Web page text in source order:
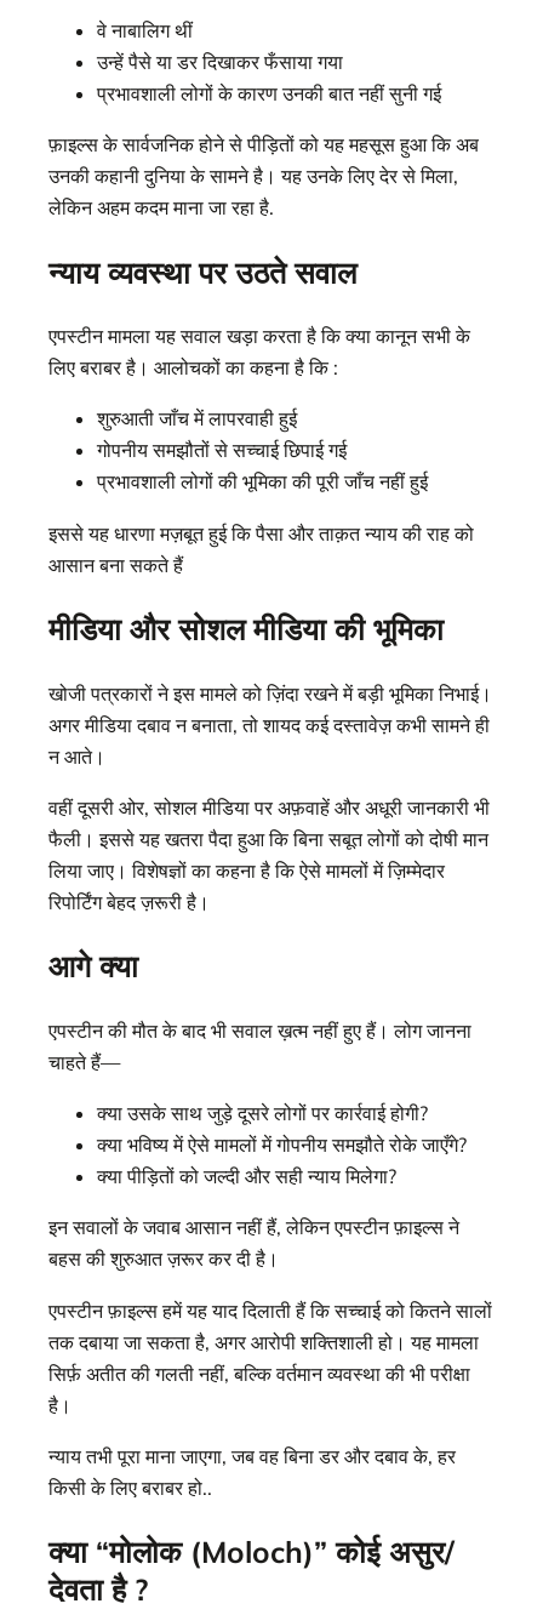
वे नाबालिग थीं
उन्हें पैसे या डर दिखाकर फँसाया गया
प्रभावशाली लोगों के कारण उनकी बात नहीं सुनी गई
फ़ाइल्स के सार्वजनिक होने से पीड़ितों को यह महसूस हुआ कि अब
उनकी कहानी दुनिया के सामने है। यह उनके लिए देर से मिला,
लेकिन अहम कदम माना जा रहा है.
न्याय व्यवस्था पर उठते सवाल
एपस्टीन मामला यह सवाल खड़ा करता है कि क्या कानून सभी के
लिए बराबर है। आलोचकों का कहना है कि :
शुरुआती जाँच में लापरवाही हुई
गोपनीय समझौतों से सच्चाई छिपाई गई
प्रभावशाली लोगों की भूमिका की पूरी जाँच नहीं हुई
इससे यह धारणा मज़बूत हुई कि पैसा और ताक़त न्याय की राह को
आसान बना सकते हैं
मीडिया और सोशल मीडिया की भूमिका
खोजी पत्रकारों ने इस मामले को ज़िंदा रखने में बड़ी भूमिका निभाई।
अगर मीडिया दबाव न बनाता, तो शायद कई दस्तावेज़ कभी सामने ही
न आते।
वहीं दूसरी ओर, सोशल मीडिया पर अफ़वाहें और अधूरी जानकारी भी
फैली। इससे यह खतरा पैदा हुआ कि बिना सबूत लोगों को दोषी मान
लिया जाए। विशेषज्ञों का कहना है कि ऐसे मामलों में ज़िम्मेदार
रिपोर्टिंग बेहद ज़रूरी है।
आगे क्या
एपस्टीन की मौत के बाद भी सवाल ख़त्म नहीं हुए हैं। लोग जानना
चाहते हैं—
क्या उसके साथ जुड़े दूसरे लोगों पर कार्रवाई होगी?
क्या भविष्य में ऐसे मामलों में गोपनीय समझौते रोके जाएँगे?
क्या पीड़ितों को जल्दी और सही न्याय मिलेगा?
इन सवालों के जवाब आसान नहीं हैं, लेकिन एपस्टीन फ़ाइल्स ने
बहस की शुरुआत ज़रूर कर दी है।
एपस्टीन फ़ाइल्स हमें यह याद दिलाती हैं कि सच्चाई को कितने सालों
तक दबाया जा सकता है, अगर आरोपी शक्तिशाली हो। यह मामला
सिर्फ़ अतीत की गलती नहीं, बल्कि वर्तमान व्यवस्था की भी परीक्षा
है।
न्याय तभी पूरा माना जाएगा, जब वह बिना डर और दबाव के, हर
किसी के लिए बराबर हो..
क्या “मोलोक (Moloch)” कोई असुर/
देवता है ?